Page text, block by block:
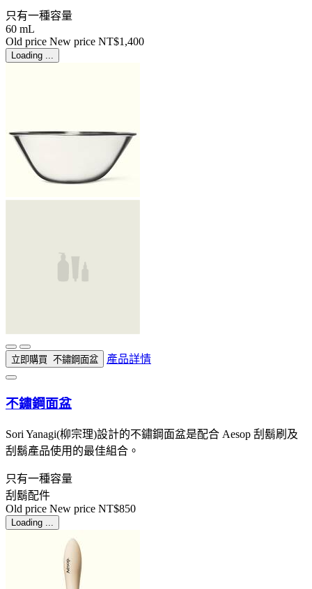
只有一種容量
60 mL
Old price New price NT$1,400
Loading ...
立即購買 不鏽鋼面盆 產品詳情
不鏽鋼面盆
Sori Yanagi(柳宗理)設計的不鏽鋼面盆是配合 Aesop 刮鬍刷及
刮鬍產品使用的最佳組合。
只有一種容量
刮鬍配件
Old price New price NT$850
Loading ...